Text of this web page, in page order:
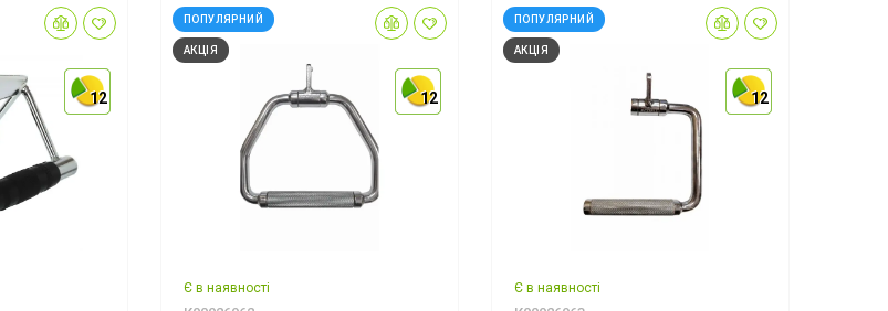
12
12
12 12
12
12
ПОПУЛЯРНИЙ
АКЦІЯ
Є в наявності
12
12
12
ПОПУЛЯРНИЙ
АКЦІЯ
Є в наявності